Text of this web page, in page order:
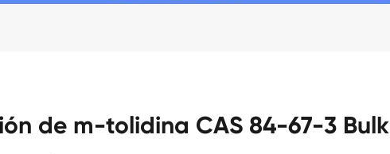
de m-tolidina CAS 84-67-3 Bulk